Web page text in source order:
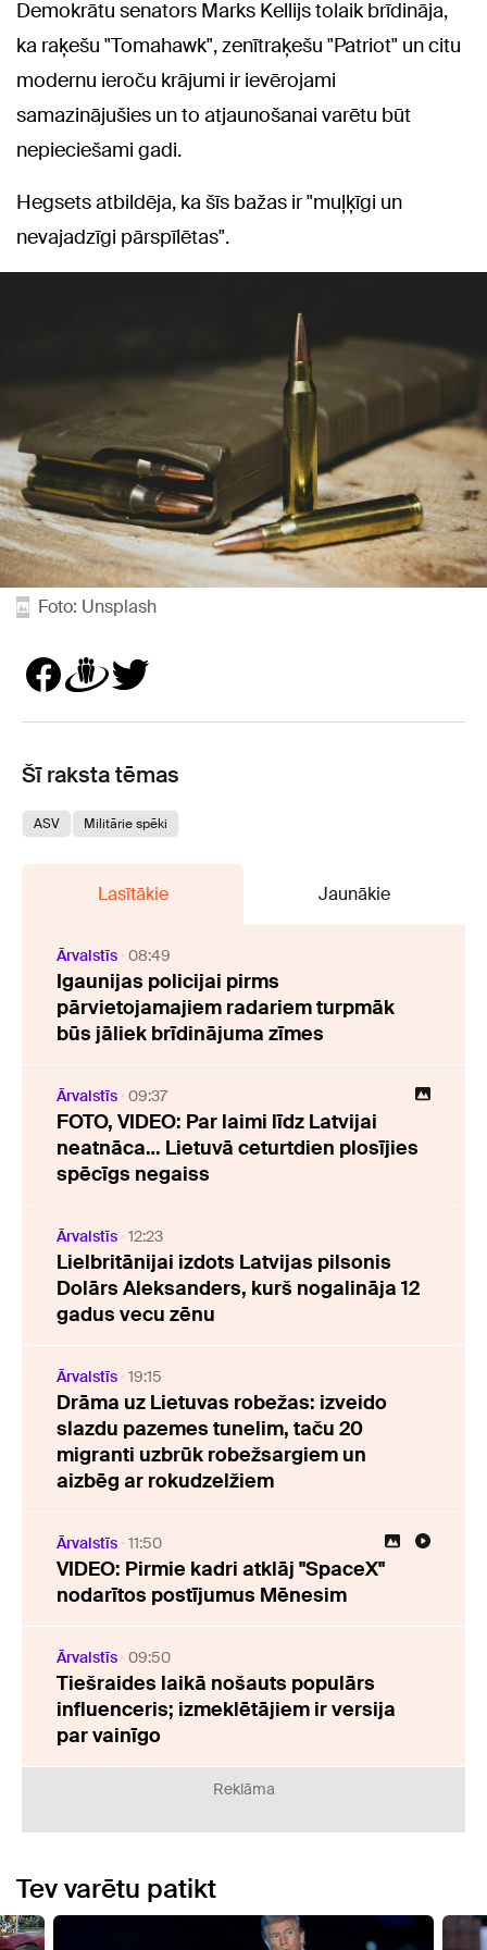
Demokrātu senators Marks Kellijs tolaik brīdināja,
ka raķešu "Tomahawk", zenītraķešu "Patriot" un citu
modernu ieroču krājumi ir ievērojami
samazinājušies un to atjaunošanai varētu būt
nepieciešami gadi.
Hegsets atbildēja, ka šīs bažas ir "muļķīgi un
nevajadzīgi pārspīlētas".
Foto: Unsplash
Šī raksta tēmas
ASV Militārie spēki
Lasītākie Jaunākie
Ārvalstīs 08:49
Igaunijas policijai pirms
pārvietojamajiem radariem turpmāk
būs jāliek brīdinājuma zīmes
Ārvalstīs 09:37
FOTO, VIDEO: Par laimi līdz Latvijai
neatnāca… Lietuvā ceturtdien plosījies
spēcīgs negaiss
Ārvalstīs 12:23
Lielbritānijai izdots Latvijas pilsonis
Dolārs Aleksanders, kurš nogalināja 12
gadus vecu zēnu
Ārvalstīs 19:15
Drāma uz Lietuvas robežas: izveido
slazdu pazemes tunelim, taču 20
migranti uzbrūk robežsargiem un
aizbēg ar rokudzelžiem
Ārvalstīs 11:50
VIDEO: Pirmie kadri atklāj "SpaceX"
nodarītos postījumus Mēnesim
Ārvalstīs 09:50
Tiešraides laikā nošauts populārs
influenceris; izmeklētājiem ir versija
par vainīgo
Reklāma
Tev varētu patikt